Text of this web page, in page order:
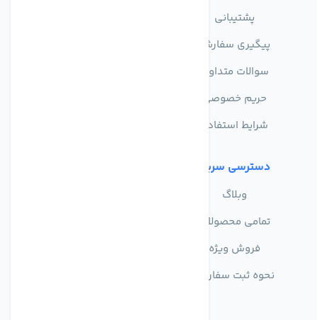
پشتیبانی
پیگیری سفارش
سوالات متداول
حریم خصوصی
شرایط استفاده
دسترسی سریع
وبلاگ
تمامی محصولات
فروش ویژه
نحوه ثبت سفارش